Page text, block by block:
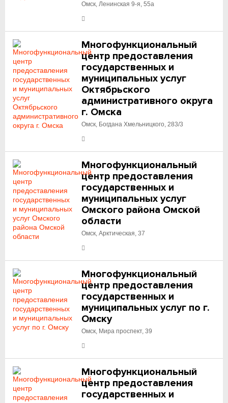
Омск, Ленинская 9-я, 55а
Многофункциональный
центр предоставления
государственных и
муниципальных услуг
Октябрьского
административного округа
г. Омска
Омск, Богдана Хмельницкого, 283/3
Многофункциональный
центр предоставления
государственных и
муниципальных услуг
Омского района Омской
области
Омск, Арктическая, 37
Многофункциональный
центр предоставления
государственных и
муниципальных услуг по г.
Омску
Омск, Мира проспект, 39
Многофункциональный
центр предоставления
государственных и